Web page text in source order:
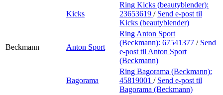
Kicks
Ring Kicks (beautyblender):
23653619 / Send e-post til
Kicks (beautyblender)
Beckmann Anton Sport
Ring Anton Sport
(Beckmann): 67541377 / Send
e-post til Anton Sport
(Beckmann)
Bagorama
Ring Bagorama (Beckmann):
45819001 / Send e-post til
Bagorama (Beckmann)